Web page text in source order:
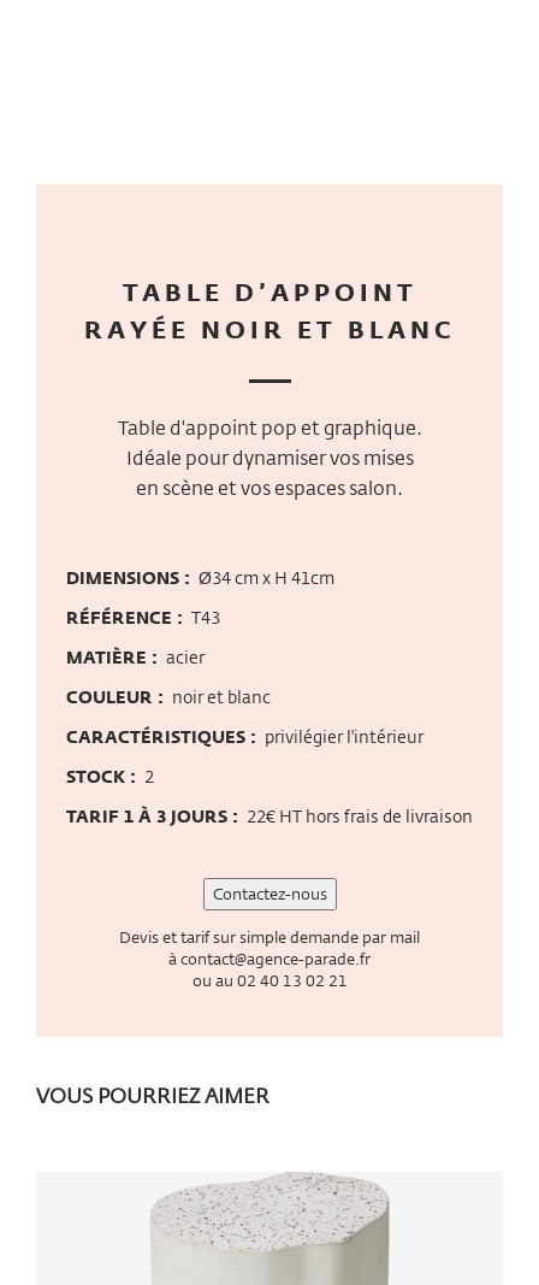
TABLE D’APPOINT
RAYÉE NOIR ET BLANC
Table d'appoint pop et graphique.
Idéale pour dynamiser vos mises
en scène et vos espaces salon.
DIMENSIONS : Ø34 cm x H 41cm
RÉFÉRENCE : T43
MATIÈRE : acier
COULEUR : noir et blanc
CARACTÉRISTIQUES : privilégier l'intérieur
STOCK : 2
TARIF 1 À 3 JOURS : 22€ HT hors frais de livraison
Contactez-nous
Devis et tarif sur simple demande par mail
àcontact@agence-parade.fr
ou au 02 40 13 02 21
VOUS POURRIEZ AIMER